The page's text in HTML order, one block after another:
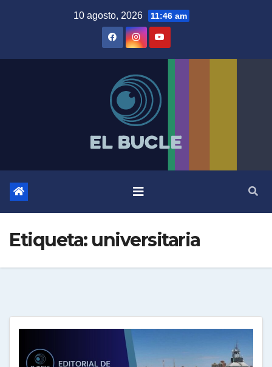
10 agosto, 2026 11:46 am
Etiqueta: universitaria